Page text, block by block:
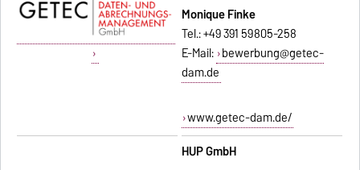
Monique Finke
Tel.: +49 391 59805-258
E-Mail: bewerbung@getec-
dam.de
www.getec-dam.de/
HUP GmbH